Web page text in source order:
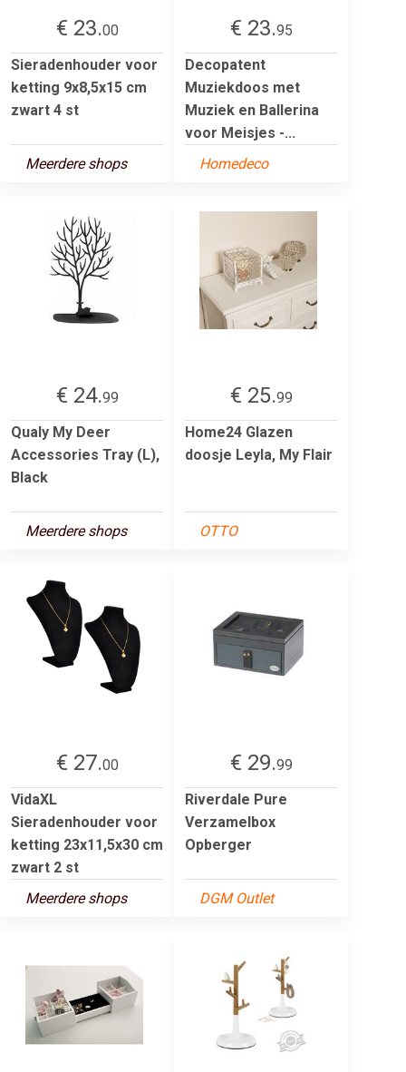
€ 23.00
Sieradenhouder voor
ketting 9x8,5x15 cm
zwart 4 st
Meerdere shops
€ 23.95
Decopatent
Muziekdoos met
Muziek en Ballerina
voor Meisjes -...
Homedeco
€ 24.99
Qualy My Deer
Accessories Tray (L),
Black
Meerdere shops
€ 25.99
Home24 Glazen
doosje Leyla, My Flair
OTTO
€ 27.00
VidaXL
Sieradenhouder voor
ketting 23x11,5x30 cm
zwart 2 st
Meerdere shops
€ 29.99
Riverdale Pure
Verzamelbox
Opberger
DGM Outlet